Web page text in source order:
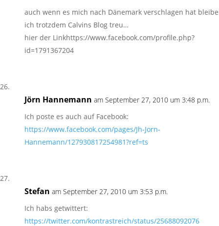
auch wenn es mich nach Dänemark verschlagen hat bleibe
ich trotzdem Calvins Blog treu…
hier der Linkhttps://www.facebook.com/profile.php?
id=1791367204
Jörn Hannemann am September 27, 2010 um 3:48 p.m.
Ich poste es auch auf Facebook:
https://www.facebook.com/pages/Jh-Jorn-
Hannemann/127930817254981?ref=ts
Stefan am September 27, 2010 um 3:53 p.m.
Ich habs getwittert:
https://twitter.com/kontrastreich/status/25688092076